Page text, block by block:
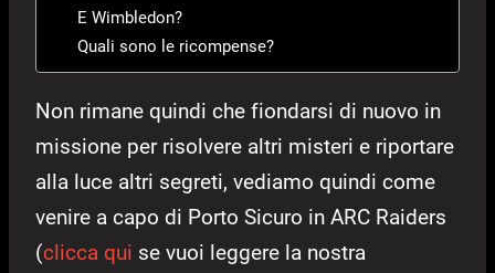
E Wimbledon?
Quali sono le ricompense?
Non rimane quindi che fiondarsi di nuovo in
missione per risolvere altri misteri e riportare
alla luce altri segreti, vediamo quindi come
venire a capo di Porto Sicuro in ARC Raiders
(clicca qui se vuoi leggere la nostra